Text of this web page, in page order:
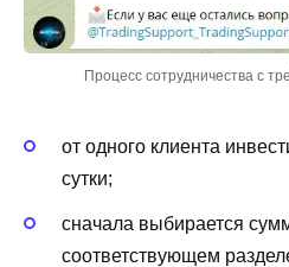
Процесс сотрудничества с
от одного клиента
сутки;
сначала выбирается
соответствующем